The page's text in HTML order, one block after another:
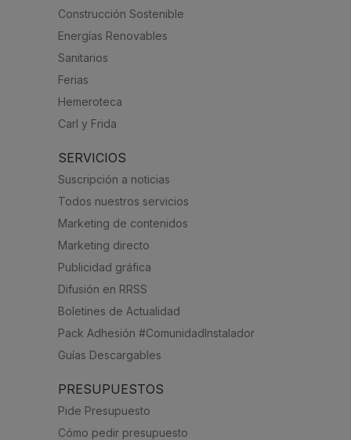
Construcción Sostenible
Energías Renovables
Sanitarios
Ferias
Hemeroteca
Carl y Frida
SERVICIOS
Suscripción a noticias
Todos nuestros servicios
Marketing de contenidos
Marketing directo
Publicidad gráfica
Difusión en RRSS
Boletines de Actualidad
Pack Adhesión #ComunidadInstalador
Guías Descargables
PRESUPUESTOS
Pide Presupuesto
Cómo pedir presupuesto